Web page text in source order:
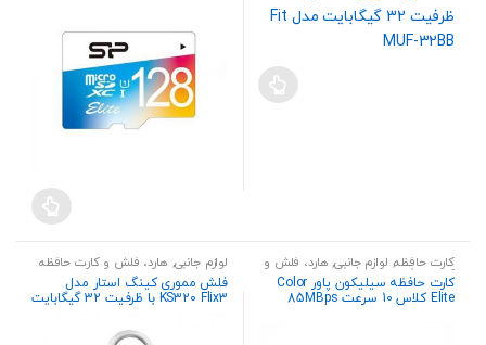
کارت حافظه, لوازم جانبی, هارد، فلش و
کارت حافظه
کارت حافظه سیلیکون پاور Color
Elite کلاس 10 سرعت 85MBps
لوازم جانبی, هارد، فلش و کارت حافظه
فلش مموری کینگ‌ استار مدل
KS320 Flix3 با ظرفیت 32 گیگابایت